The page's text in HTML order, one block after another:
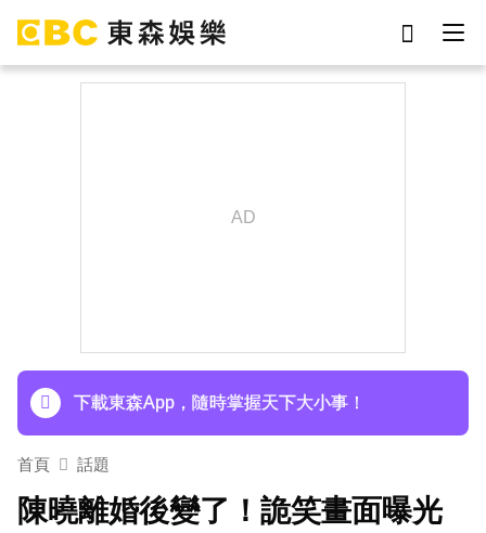
下載東森App，隨時掌握天下大小事！
首頁 話題
陳曉離婚後變了！詭笑畫面曝光